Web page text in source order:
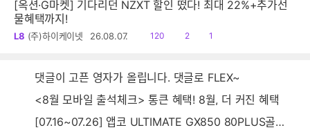
[옥션·G마켓] 기다리던 NZXT 할인 떴다! 최대 22%+추가선
물혜택까지!
L8 (주)하이케이넷 26.08.07.
읽
120
공
2
댓1
댓글이 고픈 영자가 올립니다. 댓글로 FLEX~
<8월 모바일 출석체크> 통큰 혜택! 8월, 더 커진 혜택
[07.16~07.26] 앱코 ULTIMATE GX850 80PLUS골드 풀모듈러 ATX3.0 블랙